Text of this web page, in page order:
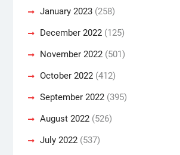
January 2023(258)
December 2022(125)
November 2022(501)
October 2022(412)
September 2022(395)
August 2022(526)
July 2022(537)